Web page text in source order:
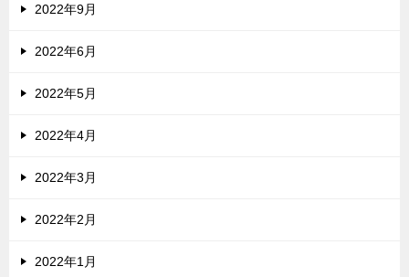
2022年9月
2022年6月
2022年5月
2022年4月
2022年3月
2022年2月
2022年1月